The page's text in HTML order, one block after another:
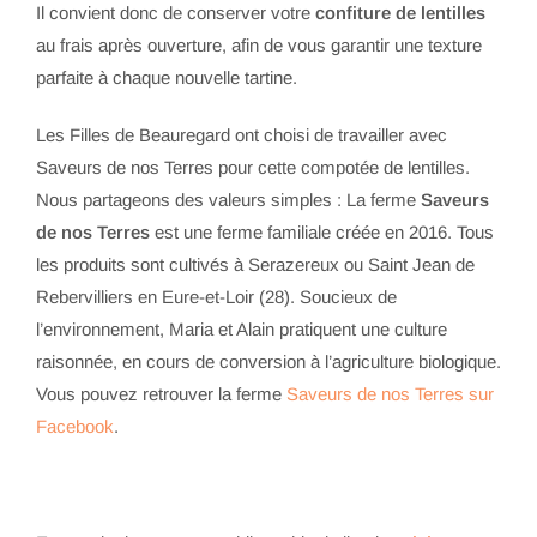
Il convient donc de conserver votre confiture de lentilles
au frais après ouverture, afin de vous garantir une texture
parfaite à chaque nouvelle tartine.
Les Filles de Beauregard ont choisi de travailler avec
Saveurs de nos Terres pour cette compotée de lentilles.
Nous partageons des valeurs simples : La ferme Saveurs
de nos Terres est une ferme familiale créée en 2016. Tous
les produits sont cultivés à Serazereux ou Saint Jean de
Rebervilliers en Eure-et-Loir (28). Soucieux de
l’environnement, Maria et Alain pratiquent une culture
raisonnée, en cours de conversion à l’agriculture biologique.
Vous pouvez retrouver la ferme Saveurs de nos Terres sur
Facebook.